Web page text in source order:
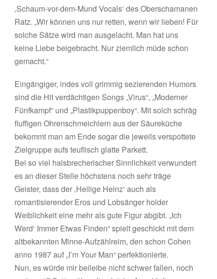
‚Schaum-vor-dem-Mund Vocals‘ des Oberschamanen
Ratz. „Wir können uns nur retten, wenn wir lieben! Für
solche Sätze wird man ausgelacht. Man hat uns
keine Liebe beigebracht. Nur ziemlich müde schon
gemacht.“
Eingängiger, indes voll grimmig sezierenden Humors
sind die Hit verdächtigen Songs „Virus“, „Moderner
Fünfkampf“ und „Plastikpuppenboy“. Mit solch schräg
fluffigen Ohrenschmeichlern aus der Säureküche
bekommt man am Ende sogar die jeweils verspottete
Zielgruppe aufs teuflisch glatte Parkett.
Bei so viel halsbrecherischer Sinnlichkeit verwundert
es an dieser Stelle höchstens noch sehr träge
Geister, dass der ‚Heilige Heinz‘ auch als
romantisierender Eros und Lobsänger holder
Weiblichkeit eine mehr als gute Figur abgibt. „Ich
Werd‘ Immer Etwas Finden“ spielt geschickt mit dem
altbekannten Minne-Aufzählreim, den schon Cohen
anno 1987 auf „I’m Your Man“ perfektionierte.
Nun, es würde mir beileibe nicht schwer fallen, noch